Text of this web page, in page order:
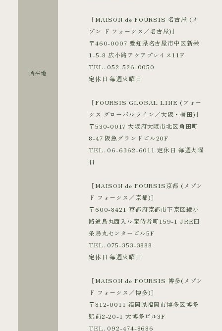
所在地
［MAISON de FOURSIS 名古屋 (メ
ゾン ド フォーシス／名古屋)］
〒460-0007 愛知県名古屋市中区新栄
1-5-8 広小路アクアプレイス11F
TEL. 052-526-0050
定休日 毎週火曜日
［FOURSIS GLOBAL LINE (フォー
シス グローバルライン／大阪・梅田)］
〒530-0017 大阪府大阪市北区角田町
8-47 阪急グランドビル20F
TEL. 06-6362-6011 定休日 毎週火曜
日
［MAISON de FOURSIS京都 (メゾン
ド フォーシス／京都)］
〒600-8421 京都府京都市下京区綾小
路通烏丸西入ル童侍者町159-1 JRE四
条烏丸センタービル5F
TEL. 075-353-3888
定休日 毎週火曜日
［MAISON de FOURSIS 博多(メゾン
ド フォーシス／博多)］
〒812-0011 福岡県福岡市博多区博多
駅前2-20-1 大博多ビル3F
TEL. 092-474-8686